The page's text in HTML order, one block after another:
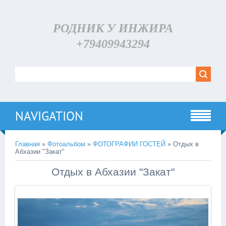
РОДНИК У ИНЖИРА
+79409943294
NAVIGATION
Главная » Фотоальбом » ФОТОГРАФИИ ГОСТЕЙ » Отдых в
Абхазии "Закат"
Отдых в Абхазии "Закат"